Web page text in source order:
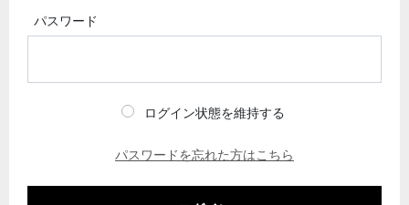
パスワード
ログイン状態を維持する
パスワードを忘れた方はこちら